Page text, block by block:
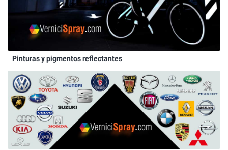
Pinturas y pigmentos reflectantes